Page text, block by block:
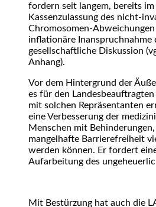
fordern seit langem, bereits
Kassenzulassung des nicht-
Chromosomen-
inflationäre Inanspruchnahme
gesellschaftliche Diskussion
Anhang).
Vor dem Hintergrund der
es für den
mit solchen Repräsentanten
eine Verbesserung der
Menschen mit
mangelhafte Barrierefreiheit
werden können. Er fordert
Aufarbeitung des
Mit Bestürzung hat auch die